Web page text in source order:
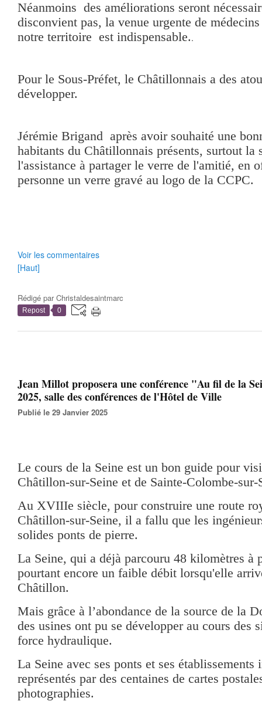
Néanmoins des améliorations seront
disconvient pas, la venue urgente de
notre territoire est indispensable..
Pour le Sous-Préfet, le Châtillonnais a des
développer.
Jérémie Brigand après avoir souhaité une
habitants du Châtillonnais présents, surtout la
l'assistance à partager le verre de l'amitié, en
personne un verre gravé au logo de la CCPC.
Voir les commentaires
[Haut]
Rédigé parChristaldesaintmarc
Repost 0
Jean Millot proposera une conférence "Au fil de la
2025, salle des conférences de l'Hôtel de Ville
Publié le 29 Janvier 2025
Le cours de la Seine est un bon guide pour
Châtillon-sur-Seine et de Sainte-Colombe-sur-
Au XVIIIe siècle, pour construire une route
Châtillon-sur-Seine, il a fallu que les
solides ponts de pierre.
La Seine, qui a déjà parcouru 48 kilomètres à
pourtant encore un faible débit lorsqu'elle
Châtillon.
Mais grâce à l’abondance de la source de la
des usines ont pu se développer au cours des
force hydraulique.
La Seine avec ses ponts et ses établissements
représentés par des centaines de cartes
photographies.